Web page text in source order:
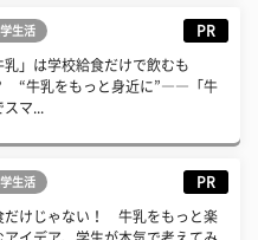
生活 PR
乳」は学校給食だけで飲むも
“牛乳をもっと身近に”――「牛
マ...
生活 PR
だけじゃない！ 牛乳をもっと楽